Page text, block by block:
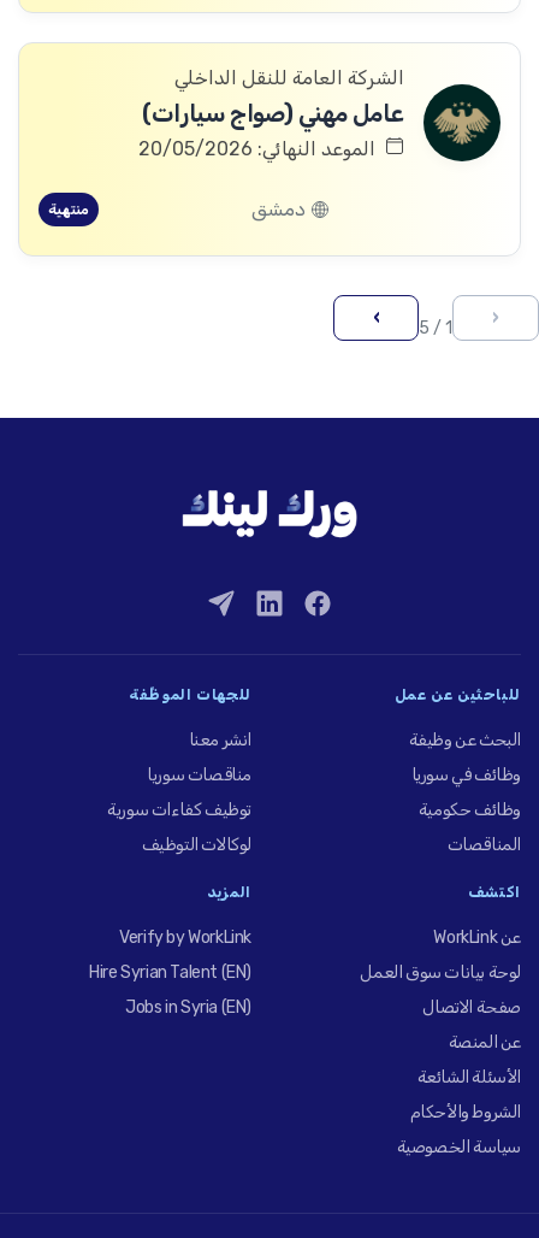
الشركة العامة للنقل الداخلي
عامل مهني (صواج سيارات)
الموعد النهائي: 20/05/2026
دمشق منتهية
‹
1 / 5
›
للباحثين عن عمل
البحث عن وظيفة
وظائف في سوريا
وظائف حكومية
المناقصات
للجهات الموظِّفة
انشر معنا
مناقصات سوريا
توظيف كفاءات سورية
لوكالات التوظيف
اكتشف
عن WorkLink
لوحة بيانات سوق العمل
صفحة الاتصال
عن المنصة
الأسئلة الشائعة
الشروط والأحكام
سياسة الخصوصية
المزيد
Verify by WorkLink
Hire Syrian Talent (EN)
Jobs in Syria (EN)